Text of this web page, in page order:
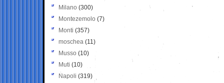
Milano (300)
Montezemolo (7)
Monti (357)
moschea (11)
Musso (10)
Muti (10)
Napoli (319)